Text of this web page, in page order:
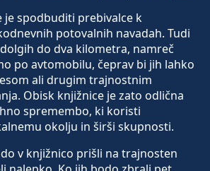
je spodbuditi prebivalce k
potovalnih navadah. Tudi
do dva kilometra, namreč
po avtomobilu, čeprav bi jih lahko
ali drugim trajnostnim
Obisk knjižnice je zato odlična
spremembo, ki koristi
okolju in širši skupnosti.
v knjižnico prišli na trajnosten